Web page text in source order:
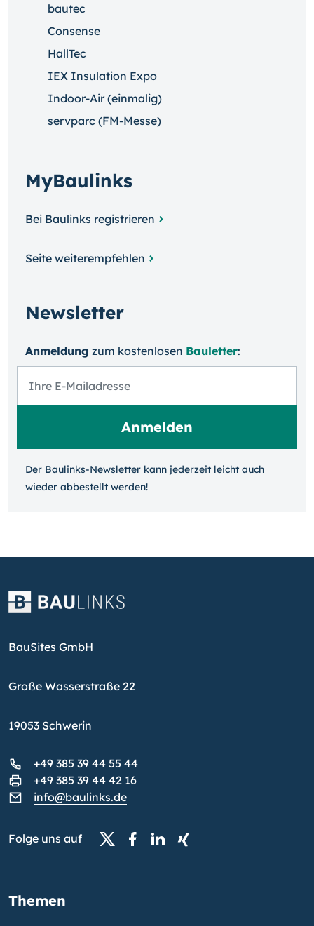
bautec
Consense
HallTec
IEX Insulation Expo
Indoor-Air (einmalig)
servparc (FM-Messe)
MyBaulinks
Bei Baulinks registrieren
Seite weiterempfehlen
Newsletter
Anmeldung zum kosten­losen Bauletter:
Der Baulinks-Newsletter kann jeder­zeit leicht auch
wieder ab­bestellt werden!
BauSites GmbH
Große Wasserstraße 22
19053 Schwerin
+49 385 39 44 55 44
+49 385 39 44 42 16
info@baulinks.de
Folge uns auf
Themen